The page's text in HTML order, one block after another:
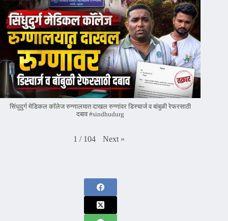
सिंधुदुर्ग मेडिकल कॉलेज रुग्णालयात दाखल रुग्णांवर डिस्चार्ज व बांबुळी रेफरसाठी
दबाव #sindhudurg
1 / 104 Next »